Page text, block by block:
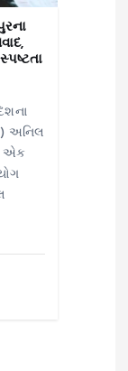
અનિલ
એક